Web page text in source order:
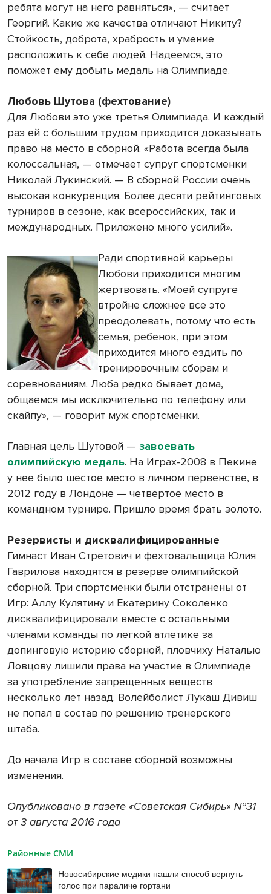
ребята могут на него равняться», — считает
Георгий. Какие же качества отличают Никиту?
Стойкость, доброта, храбрость и умение
расположить к себе людей. Надеемся, это
поможет ему добыть медаль на Олимпиаде.
Любовь Шутова (фехтование)
Для Любови это уже третья Олимпиада. И каждый
раз ей с большим трудом приходится доказывать
право на место в сборной. «Работа всегда была
колоссальная, — отмечает супруг спортсменки
Николай Лукинский. — В сборной России очень
высокая конкуренция. Более десяти рейтинговых
турниров в сезоне, как всероссийских, так и
международных. Приложено много усилий».
Ради спортивной карьеры
Любови приходится многим
жертвовать. «Моей супруге
втройне сложнее все это
преодолевать, потому что есть
семья, ребенок, при этом
приходится много ездить по
тренировочным сборам и
соревнованиям. Люба редко бывает дома,
общаемся мы исключительно по телефону или
скайпу», — говорит муж спортсменки.
Главная цель Шутовой — завоевать
олимпийскую медаль. На Играх-2008 в Пекине
у нее было шестое место в личном первенстве, в
2012 году в Лондоне — четвертое место в
командном турнире. Пришло время брать золото.
Резервисты и дисквалифицированные
Гимнаст Иван Стретович и фехтовальщица Юлия
Гаврилова находятся в резерве олимпийской
сборной. Три спортсменки были отстранены от
Игр: Аллу Кулятину и Екатерину Соколенко
дисквалифицировали вместе с остальными
членами команды по легкой атлетике за
допинговую историю сборной, пловчиху Наталью
Ловцову лишили права на участие в Олимпиаде
за употребление запрещенных веществ
несколько лет назад. Волейболист Лукаш Дивиш
не попал в состав по решению тренерского
штаба.
До начала Игр в составе сборной возможны
изменения.
Опубликовано в газете «Советская Сибирь» №31
от 3 августа 2016 года
Районные СМИ
Новосибирские медики нашли способ вернуть
голос при параличе гортани